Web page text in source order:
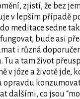
zjistí, že bez
v lepším případě
meditace sedne
bude asi
i různá
Tu a tam život
v józe a životě jde,
dalšími, co jsou